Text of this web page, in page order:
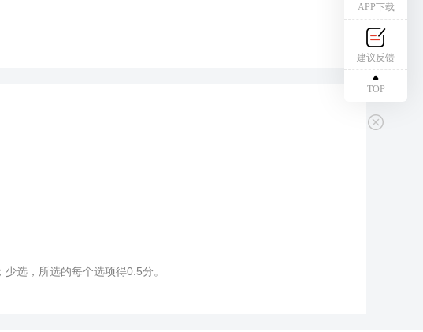
选，所选的每个选项得0.5分。
APP下载
建议反馈
TOP